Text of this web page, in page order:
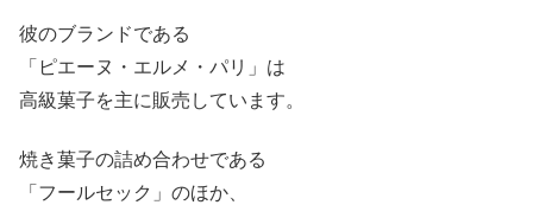
彼のブランドである
「ピエーヌ・エルメ・パリ」は
高級菓子を主に販売しています。
焼き菓子の詰め合わせである
「フールセック」のほか、